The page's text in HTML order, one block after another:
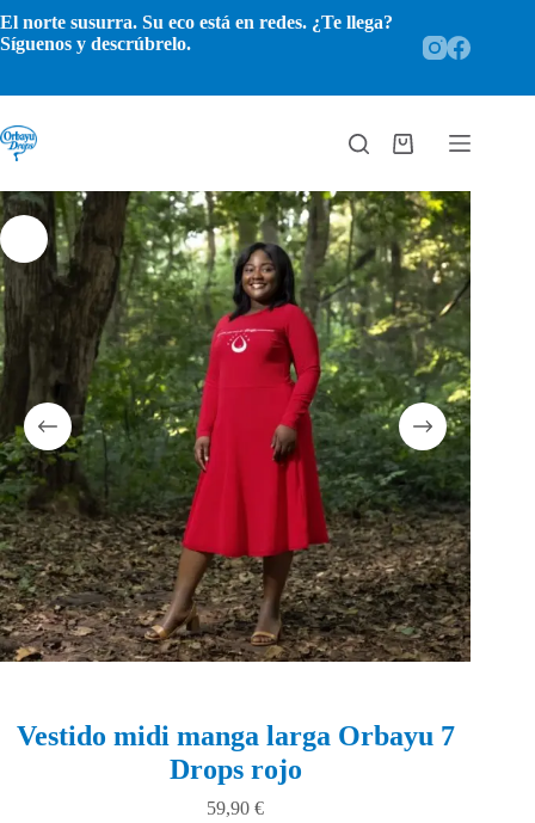
al
contenido
El norte susurra. Su eco está en redes. ¿Te llega?
Síguenos y descrúbrelo.
Carro
compra
Vestido midi manga larga Orbayu 7
Drops rojo
59,90€